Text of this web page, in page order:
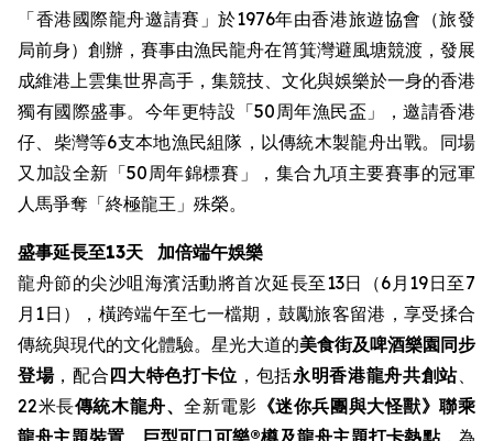
「香港國際龍舟邀請賽」於1976年由香港旅遊協會（旅發
局前身）創辦，賽事由漁民龍舟在筲箕灣避風塘競渡，發展
成維港上雲集世界高手，集競技、文化與娛樂於一身的香港
獨有國際盛事。今年更特設「50周年漁民盃」，邀請香港
仔、柴灣等6支本地漁民組隊，以傳統木製龍舟出戰。同場
又加設全新「50周年錦標賽」，集合九項主要賽事的冠軍
人馬爭奪「終極龍王」殊榮。
盛事延長至13天
加倍端午娛樂
龍舟節的尖沙咀海濱活動將首次延長至13日（6月19日至7
月1日），橫跨端午至七一檔期，鼓勵旅客留港，享受揉合
傳統與現代的文化體驗。星光大道的美食街及啤酒樂園同步
登場，配合四大特色打卡位 ，包括永明香港龍舟共創站、
22米長傳統木龍舟、全新電影 《迷你兵團與大怪獸》聯乘
龍舟主題裝置、 巨型可口可樂®樽及龍舟主題打卡熱點，為